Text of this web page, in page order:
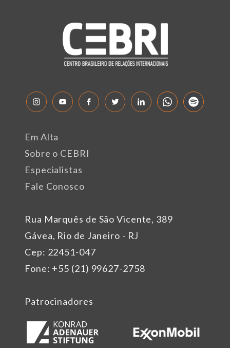
Rua Marquês de São Vicente, 389
Gávea, Rio de Janeiro - RJ
Cep: 22451-047
Fone: +55 (21) 99627-2758
Em Alta
Sobre o CEBRI
Especialistas
Fale Conosco
Patrocinadores